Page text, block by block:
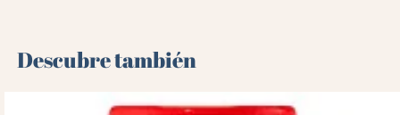
Descubre también 🌻